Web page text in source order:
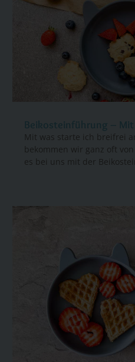
Beikosteinführung –
Mit was starte ich breifrei
bekommen wir ganz oft
es bei uns mit der